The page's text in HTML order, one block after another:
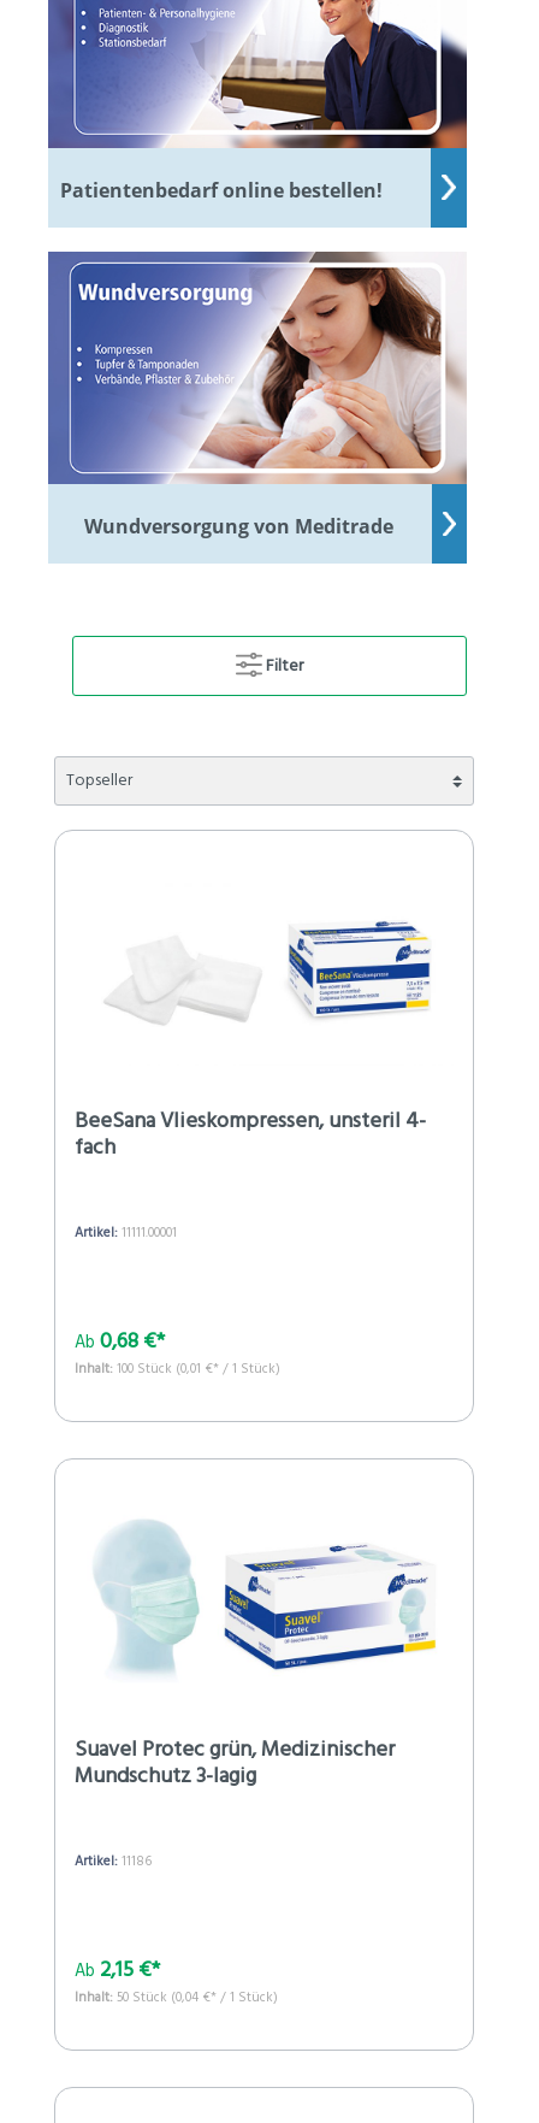
Patientenbedarf online bestellen!
Wundversorgung von Meditrade
Filter
BeeSana Vlieskompressen, unsteril 4-
fach
Artikel:11111.00001
Ab 0,68 €*
Inhalt:100 Stück (0,01 €* / 1 Stück)
Suavel Protec grün, Medizinischer
Mundschutz 3-lagig
Artikel:11186
Ab 2,15 €*
Inhalt:50 Stück (0,04 €* / 1 Stück)